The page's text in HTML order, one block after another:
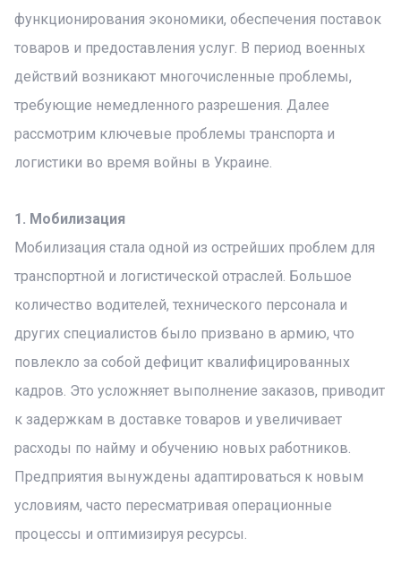
функционирования экономики, обеспечения поставок
товаров и предоставления услуг. В период военных
действий возникают многочисленные проблемы,
требующие немедленного разрешения. Далее
рассмотрим ключевые проблемы транспорта и
логистики во время войны в Украине.
1. Мобилизация
Мобилизация стала одной из острейших проблем для
транспортной и логистической отраслей. Большое
количество водителей, технического персонала и
других специалистов было призвано в армию, что
повлекло за собой дефицит квалифицированных
кадров. Это усложняет выполнение заказов, приводит
к задержкам в доставке товаров и увеличивает
расходы по найму и обучению новых работников.
Предприятия вынуждены адаптироваться к новым
условиям, часто пересматривая операционные
процессы и оптимизируя ресурсы.